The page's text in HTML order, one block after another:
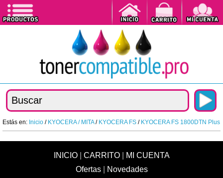
Estás en: Inicio / KYOCERA / MITA/ KYOCERA FS / KYOCERA FS 1800DTN Plus
INICIO| CARRITO|
MI CUENTA
Ofertas|
Novedades